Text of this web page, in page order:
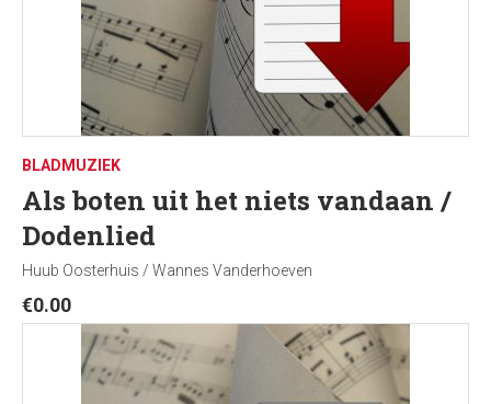
BLADMUZIEK
Als boten uit het niets vandaan /
Dodenlied
Huub Oosterhuis / Wannes Vanderhoeven
€0.00